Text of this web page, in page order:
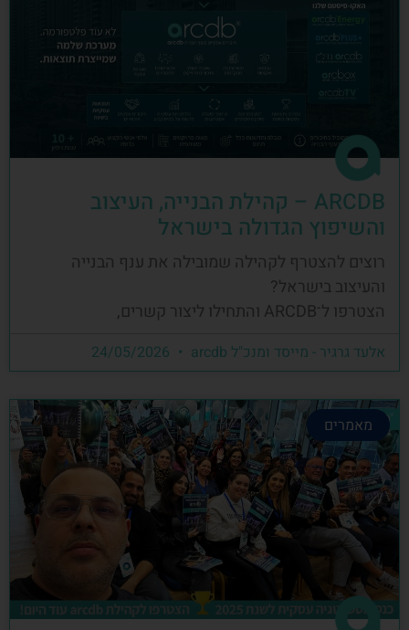
ARCDB – קהילת הבנייה, העיצוב
והשיפוץ הגדולה בישראל
רוצים להצטרף לקהילה שמובילה את ענף הבנייה
והעיצוב בישראל?
הצטרפו ל־ARCDB והתחילו ליצור קשרים,
אלעד גרגיר - מייסד ומנכ"ל arcdb
מאמרים